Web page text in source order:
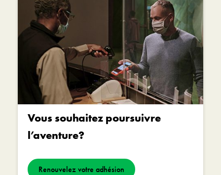
Vous souhaitez poursuivre
l’aventure?
Renouvelez votre adhésion